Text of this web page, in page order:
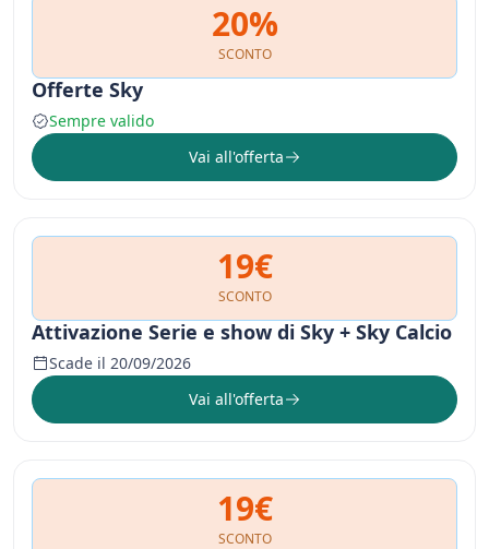
20%
SCONTO
Offerte Sky
Sempre valido
Vai all'offerta
19€
SCONTO
Attivazione Serie e show di Sky + Sky Calcio
Scade il 20/09/2026
Vai all'offerta
19€
SCONTO